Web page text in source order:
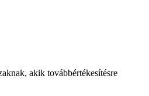
akik továbbértékesítésre